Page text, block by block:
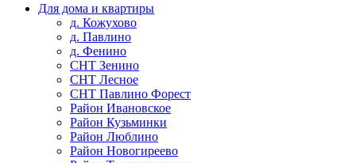
Для дома и квартиры
д. Кожухово
д. Павлино
д. Фенино
СНТ Зенино
СНТ Лесное
СНТ Павлино Форест
Район Ивановское
Район Кузьминки
Район Люблино
Район Новогиреево